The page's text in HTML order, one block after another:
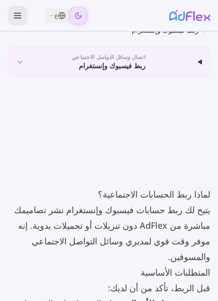
ع
مركز المساعدة
اتصال وسائل التواصل الاجتماعي
ربط فيسبوك وإنستغرام
اتصال وسائل التواصل الاجتماعي
ربط فيسبوك وإنستغرام
لماذا ربط الحسابات الاجتماعية؟
يتيح لك ربط حسابات فيسبوك وإنستغرام نشر تصاميمك
مباشرة من AdFlex دون تنزيلات أو تحميلات يدوية. إنه
موفر وقت قوي لمديري وسائل التواصل الاجتماعي
والمسوقين.
المتطلبات الأساسية
قبل الربط، تأكد من أن لديك: